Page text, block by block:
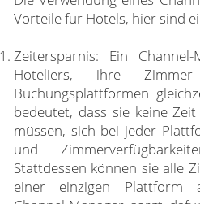
Vorteile für Hotels, hier sind
Zeitersparnis: Ein
Hoteliers, ihre
Buchungsplattformen
bedeutet, dass sie keine
müssen, sich bei jeder
und
Stattdessen können sie alle
einer einzigen Plattform